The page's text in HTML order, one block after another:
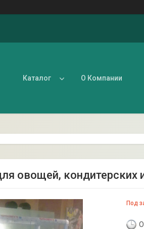
Каталог О Компании
овощей, кондитерских
Под